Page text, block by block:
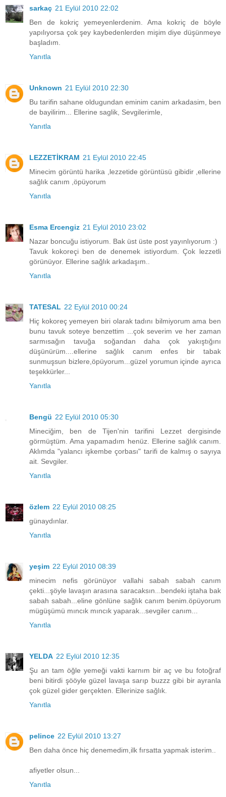
sarkaç 21 Eylül 2010 22:02
Ben de kokriç yemeyenlerdenim. Ama kokriç de böyle
yapılıyorsa çok şey kaybedenlerden mişim diye düşünmeye
başladım.
Yanıtla
Unknown 21 Eylül 2010 22:30
Bu tarifin sahane oldugundan eminim canim arkadasim, ben
de bayilirim... Ellerine saglik, Sevgilerimle,
Yanıtla
LEZZETİKRAM 21 Eylül 2010 22:45
Minecim görüntü harika ,lezzetide görüntüsü gibidir ,ellerine
sağlık canım ,öpüyorum
Yanıtla
Esma Ercengiz 21 Eylül 2010 23:02
Nazar boncuğu istiyorum. Bak üst üste post yayınlıyorum :)
Tavuk kokoreçi ben de denemek istiyordum. Çok lezzetli
görünüyor. Ellerine sağlık arkadaşım..
Yanıtla
TATESAL 22 Eylül 2010 00:24
Hiç kokoreç yemeyen biri olarak tadını bilmiyorum ama ben
bunu tavuk soteye benzettim ...çok severim ve her zaman
sarmısağın tavuğa soğandan daha çok yakıştığını
düşünürüm....ellerine sağlık canım enfes bir tabak
sunmuşsun bizlere,öpüyorum...güzel yorumun içinde ayrıca
teşekkürler...
Yanıtla
Bengü 22 Eylül 2010 05:30
Mineciğim, ben de Tijen'nin tarifini Lezzet dergisinde
görmüştüm. Ama yapamadım henüz. Ellerine sağlık canım.
Aklımda "yalancı işkembe çorbası" tarifi de kalmış o sayıya
ait. Sevgiler.
Yanıtla
özlem 22 Eylül 2010 08:25
günaydınlar.
Yanıtla
yeşim 22 Eylül 2010 08:39
minecim nefis görünüyor vallahi sabah sabah canım
çekti...şöyle lavaşın arasına saracaksın...bendeki iştaha bak
sabah sabah...eline gönlüne sağlık canım benim.öpüyorum
mügüşümü mıncık mıncık yaparak...sevgiler canım...
Yanıtla
YELDA 22 Eylül 2010 12:35
Şu an tam öğle yemeği vakti karnım bir aç ve bu fotoğraf
beni bitirdi şööyle güzel lavaşa sarıp buzzz gibi bir ayranla
çok güzel gider gerçekten. Ellerinize sağlık.
Yanıtla
pelince 22 Eylül 2010 13:27
Ben daha önce hiç denemedim,ilk fırsatta yapmak isterim..
afiyetler olsun...
Yanıtla